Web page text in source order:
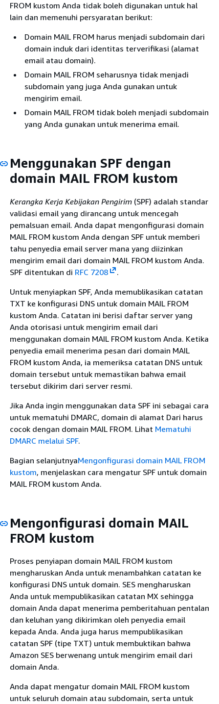
FROM kustom Anda tidak boleh digunakan untuk hal
lain dan memenuhi persyaratan berikut:
Domain MAIL FROM harus menjadi subdomain dari
domain induk dari identitas terverifikasi (alamat
email atau domain).
Domain MAIL FROM seharusnya tidak menjadi
subdomain yang juga Anda gunakan untuk
mengirim email.
Domain MAIL FROM tidak boleh menjadi subdomain
yang Anda gunakan untuk menerima email.
Menggunakan SPF dengan
domain MAIL FROM kustom
Kerangka Kerja Kebijakan Pengirim (SPF) adalah standar
validasi email yang dirancang untuk mencegah
pemalsuan email. Anda dapat mengonfigurasi domain
MAIL FROM kustom Anda dengan SPF untuk memberi
tahu penyedia email server mana yang diizinkan
mengirim email dari domain MAIL FROM kustom Anda.
SPF ditentukan di RFC 7208
.
Untuk menyiapkan SPF, Anda memublikasikan catatan
TXT ke konfigurasi DNS untuk domain MAIL FROM
kustom Anda. Catatan ini berisi daftar server yang
Anda otorisasi untuk mengirim email dari
menggunakan domain MAIL FROM kustom Anda. Ketika
penyedia email menerima pesan dari domain MAIL
FROM kustom Anda, ia memeriksa catatan DNS untuk
domain tersebut untuk memastikan bahwa email
tersebut dikirim dari server resmi.
Jika Anda ingin menggunakan data SPF ini sebagai cara
untuk mematuhi DMARC, domain di alamat Dari harus
cocok dengan domain MAIL FROM. Lihat Mematuhi
DMARC melalui SPF.
Bagian selanjutnyaMengonfigurasi domain MAIL FROM
kustom, menjelaskan cara mengatur SPF untuk domain
MAIL FROM kustom Anda.
Mengonfigurasi domain MAIL
FROM kustom
Proses penyiapan domain MAIL FROM kustom
mengharuskan Anda untuk menambahkan catatan ke
konfigurasi DNS untuk domain. SES mengharuskan
Anda untuk mempublikasikan catatan MX sehingga
domain Anda dapat menerima pemberitahuan pentalan
dan keluhan yang dikirimkan oleh penyedia email
kepada Anda. Anda juga harus mempublikasikan
catatan SPF (tipe TXT) untuk membuktikan bahwa
Amazon SES berwenang untuk mengirim email dari
domain Anda.
Anda dapat mengatur domain MAIL FROM kustom
untuk seluruh domain atau subdomain, serta untuk